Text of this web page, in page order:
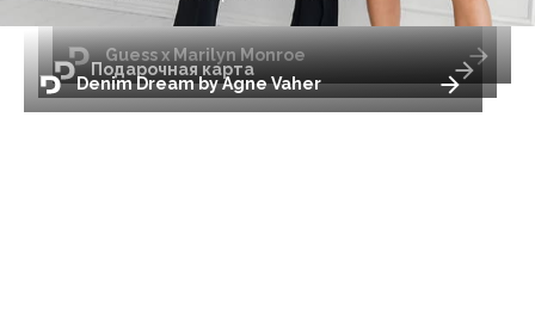
Denim Dream by Agne Vaher
Подарочная карта
Guess x Marilyn Monroe